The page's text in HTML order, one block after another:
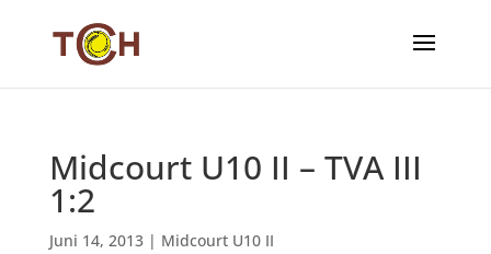
Midcourt U10 II – TVA III
1:2
Juni 14, 2013| Midcourt U10 II